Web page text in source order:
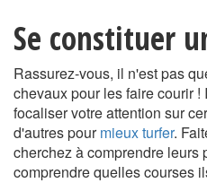
Se constituer
Rassurez-vous, il n'est pas
chevaux pour les faire courir
focaliser votre attention sur
d'autres pourmieux turfer.
cherchez à comprendre leurs
comprendre quelles courses